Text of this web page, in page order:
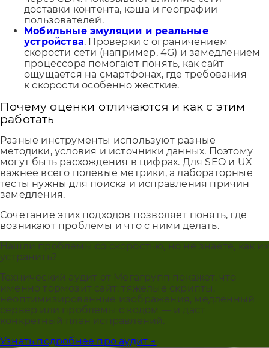
доставки контента, кэша и географии
пользователей.
Мобильные эмуляции и реальные
устройства. Проверки с ограничением
скорости сети (например, 4G) и замедлением
процессора помогают понять, как сайт
ощущается на смартфонах, где требования
к скорости особенно жесткие.
Почему оценки отличаются и как с этим
работать
Разные инструменты используют разные
методики, условия и источники данных. Поэтому
могут быть расхождения в цифрах. Для SEO и UX
важнее всего полевые метрики, а лабораторные
тесты нужны для поиска и исправления причин
замедления.
Сочетание этих подходов позволяет понять, где
возникают проблемы и что с ними делать.
Нашли проблемы со скоростью, но не знаете, как их
устранить?
Технический аудит от Мегагрупп покажет, что
именно тормозит сайт: тяжелые скрипты,
неоптимизированные изображения, медленный
сервер или проблемы с кодом — и даст
конкретный план исправлений.
Узнать подробнее про аудит →